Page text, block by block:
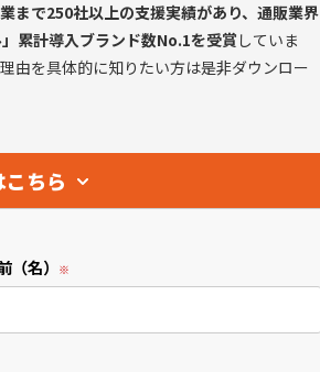
まで250社以上の支援実績があり、通販業界
累計導入ブランド数No.1を受賞していま
由を具体的に知りたい方は是非ダウンロー
ちら
（名）